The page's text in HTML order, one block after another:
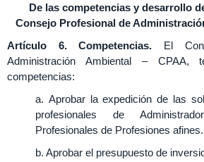
De las competencias y desarrollo
Consejo Profesional de
Artículo 6. Competencias. El
Administración Ambiental – CPAA,
competencias:
a. Aprobar la expedición de las
profesionales de
Profesionales de Profesiones afines.
b. Aprobar el presupuesto de